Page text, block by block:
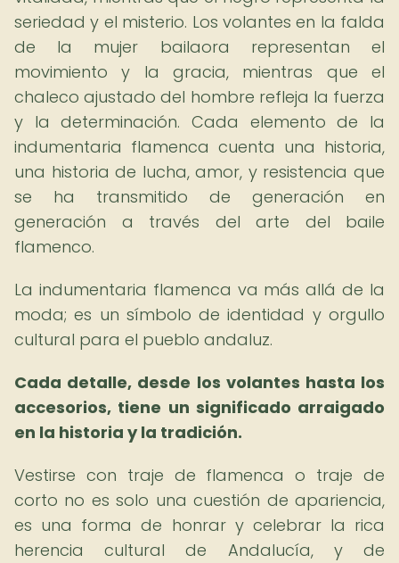
seriedad y el misterio. Los volantes en la falda
de la mujer bailaora representan el
movimiento y la gracia, mientras que el
chaleco ajustado del hombre refleja la fuerza
y la determinación. Cada elemento de la
indumentaria flamenca cuenta una historia,
una historia de lucha, amor, y resistencia que
se ha transmitido de generación en
generación a través del arte del baile
flamenco.
La indumentaria flamenca va más allá de la
moda; es un símbolo de identidad y orgullo
cultural para el pueblo andaluz.
Cada detalle, desde los volantes hasta los
accesorios, tiene un significado arraigado
en la historia y la tradición.
Vestirse con traje de flamenca o traje de
corto no es solo una cuestión de apariencia,
es una forma de honrar y celebrar la rica
herencia cultural de Andalucía, y de